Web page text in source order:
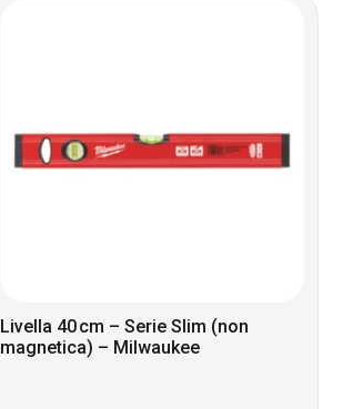
Livella 40 cm – Serie Slim (non
magnetica) – Milwaukee